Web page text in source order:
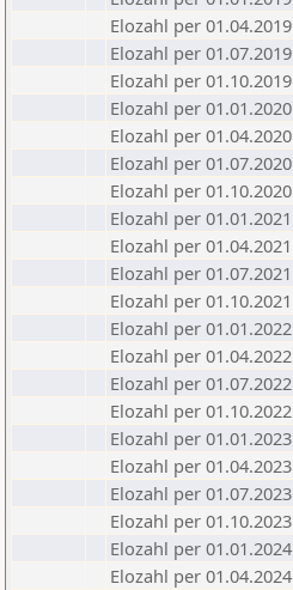
Elozahl per 01.04.2019
Elozahl per 01.07.2019
Elozahl per 01.10.2019
Elozahl per 01.01.2020
Elozahl per 01.04.2020
Elozahl per 01.07.2020
Elozahl per 01.10.2020
Elozahl per 01.01.2021
Elozahl per 01.04.2021
Elozahl per 01.07.2021
Elozahl per 01.10.2021
Elozahl per 01.01.2022
Elozahl per 01.04.2022
Elozahl per 01.07.2022
Elozahl per 01.10.2022
Elozahl per 01.01.2023
Elozahl per 01.04.2023
Elozahl per 01.07.2023
Elozahl per 01.10.2023
Elozahl per 01.01.2024
Elozahl per 01.04.2024